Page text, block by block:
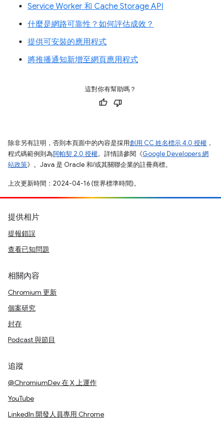
Service Worker 和 Cache Storage API
什麼是網路可靠性？如何評估成效？
提供可安裝的應用程式
將推播通知新增至網頁應用程式
這對你有幫助嗎？
除非另有註明，否則本頁面中的內容是採用創用 CC 姓名標示 4.0 授權 ，
程式碼範例則為阿帕契 2.0 授權。詳情請參閱《Google Developers 網
站政策》。Java 是 Oracle 和/或其關聯企業的註冊商標。
上次更新時間：2024-04-16 (世界標準時間)。
提供相片
提報錯誤
查看已知問題
相關內容
Chromium 更新
個案研究
封存
Podcast 與節目
追蹤
@ChromiumDev 在 X 上運作
YouTube
LinkedIn 開發人員專用 Chrome